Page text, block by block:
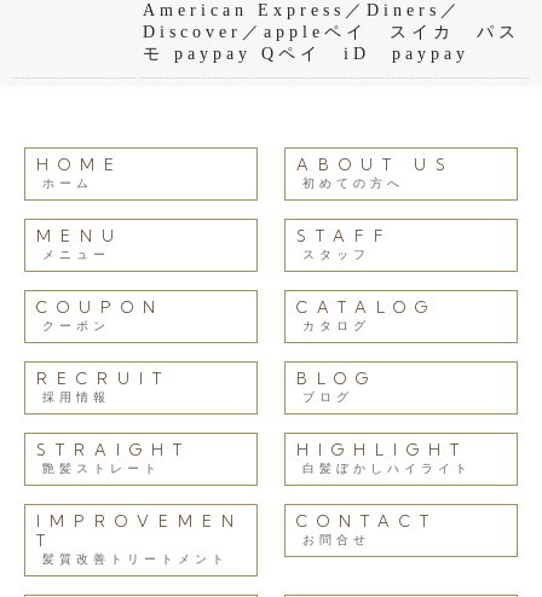
American Express／Diners／
Discover／appleペイ スイカ パス
モ paypay Qペイ iD paypay
HOME
ホーム
ABOUT US
初めての方へ
MENU
メニュー
STAFF
スタッフ
COUPON
クーポン
CATALOG
カタログ
RECRUIT
採用情報
BLOG
ブログ
STRAIGHT
艶髪ストレート
HIGHLIGHT
白髪ぼかしハイライト
IMPROVEMEN
T
髪質改善トリートメント
CONTACT
お問合せ